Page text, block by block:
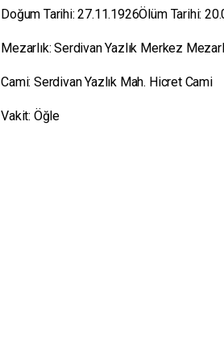
Doğum Tarihi: 27.11.1926Ölüm Tarihi:
Mezarlık: Serdivan Yazlık Merkez
Cami: Serdivan Yazlık Mah. Hicret Cami
Vakit: Öğle